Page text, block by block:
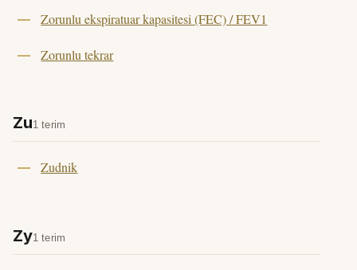
Zorunlu ekspiratuar kapasitesi (FEC) / FEV1
Zorunlu tekrar
Zu1 terim
Zudnik
Zy1 terim